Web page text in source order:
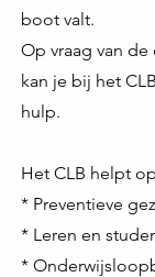
boot valt.
Op vraag van
kan je bij het
hulp.
Het CLB helpt
* Preventieve
* Leren en
*